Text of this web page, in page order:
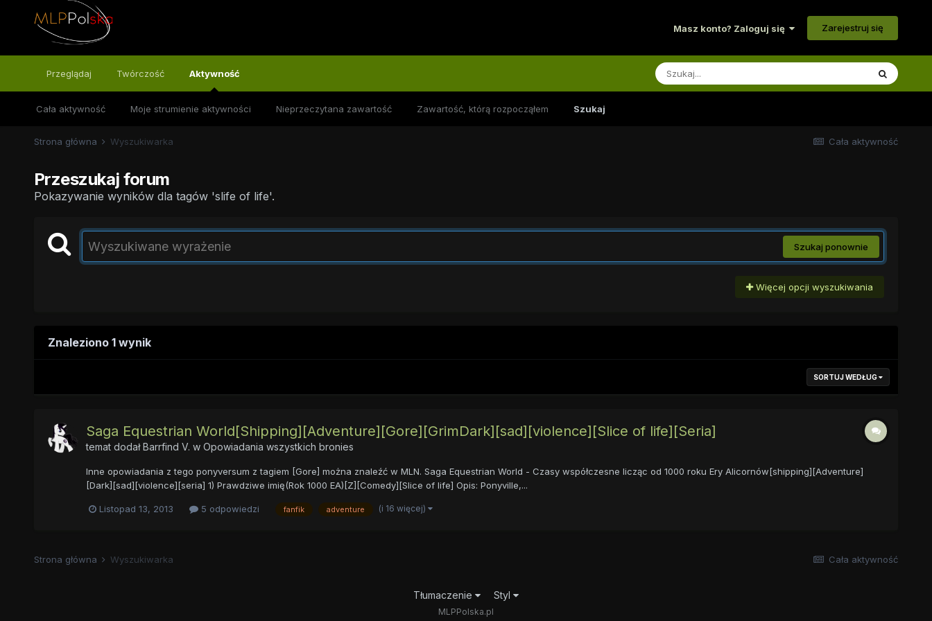
Masz konto? Zaloguj się Zarejestruj się
Przeglądaj Twórczość Aktywność
Cała aktywność Moje strumienie aktywności Nieprzeczytana zawartość Zawartość, którą rozpocząłem Szukaj
Cała aktywność
Strona główna Wyszukiwarka
Przeszukaj forum
Pokazywanie wyników dla tagów 'slife of life'.
Szukaj ponownie
Więcej opcji wyszukiwania
Znaleziono 1 wynik
SORTUJ WEDŁUG
Saga Equestrian World[Shipping][Adventure][Gore][GrimDark][sad][violence][Slice of life][Seria]
temat dodałBarrfind V. w Opowiadania wszystkich bronies
Inne opowiadania z tego ponyversum z tagiem [Gore] można znaleźć w MLN. Saga Equestrian World - Czasy współczesne licząc od 1000 roku Ery Alicornów[shipping][Adventure]
[Dark][sad][violence][seria] 1) Prawdziwe imię(Rok 1000 EA)[Z][Comedy][Slice of life] Opis: Ponyville,...
Listopad 13, 2013 5 odpowiedzi fanfik adventure (i 16 więcej)
Cała aktywność
Strona główna Wyszukiwarka
Tłumaczenie Styl
MLPPolska.pl